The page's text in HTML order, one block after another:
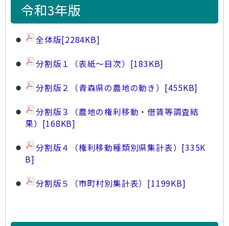
令和3年版
全体版[2284KB]
分割版１（表紙～目次） [183KB]
分割版２（青森県の農地の動き） [455KB]
分割版３（農地の権利移動・借賃等調査結
果） [168KB]
分割版４（権利移動種類別県集計表） [335K
B]
分割版５（市町村別集計表） [1199KB]